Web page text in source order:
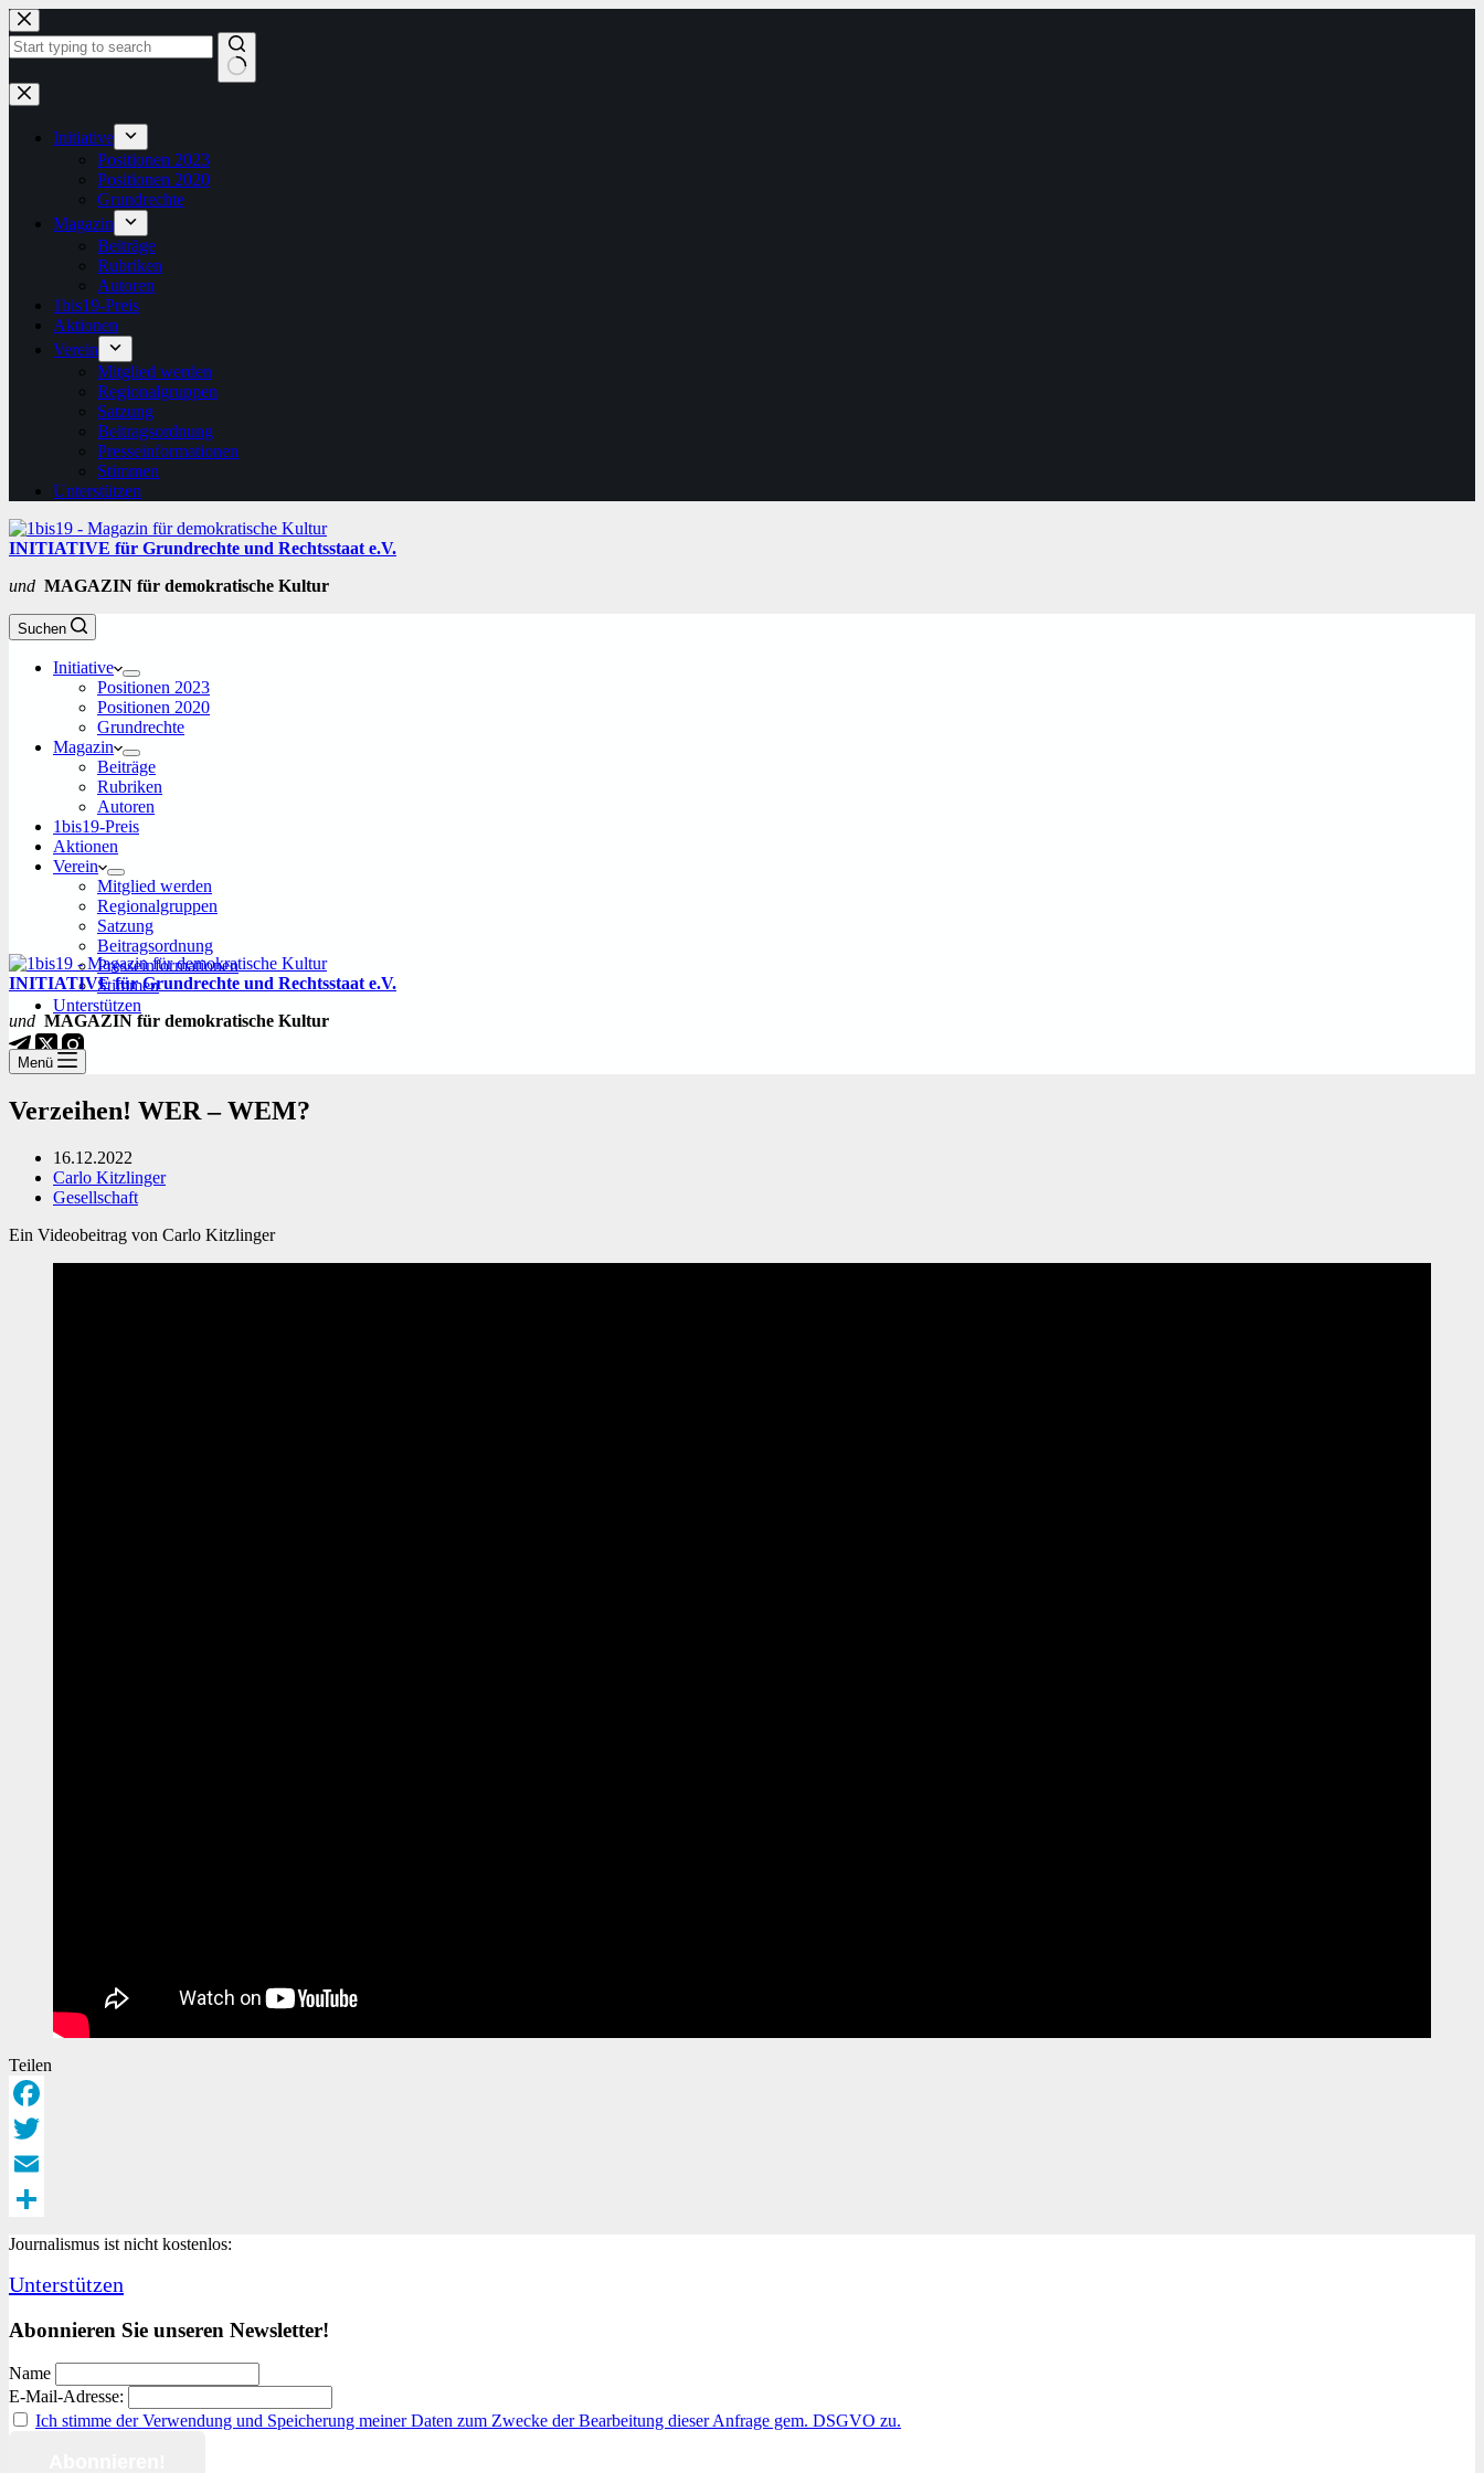
Zum
Inhalt
springen
Keine
Ergebnisse
Initiative
Positionen 2023
Positionen 2020
Grundrechte
Magazin
Beiträge
Rubriken
Autoren
1bis19-Preis
Aktionen
Verein
Mitglied werden
Regionalgruppen
Satzung
Beitragsordnung
Presseinformationen
Stimmen
Unterstützen
INITIATIVE für Grundrechte und Rechtsstaat e.V.
und MAGAZIN für demokratische Kultur
Suchen
Initiative
Positionen 2023
Positionen 2020
Grundrechte
Magazin
Beiträge
Rubriken
Autoren
1bis19-Preis
Aktionen
Verein
Mitglied werden
Regionalgruppen
Satzung
Beitragsordnung
Presseinformationen
Stimmen
Unterstützen
INITIATIVE für Grundrechte und Rechtsstaat e.V.
und MAGAZIN für demokratische Kultur
Menü
Verzeihen! WER – WEM?
16.12.2022
Carlo Kitzlinger
Gesellschaft
Ein Videobeitrag von Carlo Kitzlinger
Teilen
Facebook
Twitter
Email
Teilen
Journalismus ist nicht kostenlos:
Unterstützen
Abonnieren Sie unseren Newsletter!
Name
E-Mail-Adresse:
Ich stimme der Verwendung und Speicherung meiner Daten zum Zwecke der Bearbeitung dieser Anfrage gem. DSGVO zu.